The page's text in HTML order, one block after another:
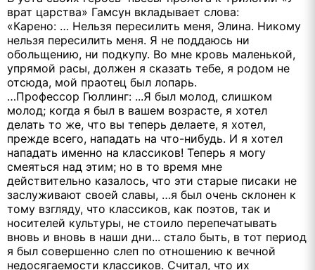
врат царства» Гамсун вкладывает слова:
«Карено: … Нельзя пересилить меня, Элина. Никому
нельзя пересилить меня. Я не поддаюсь ни
обольщению, ни подкупу. Во мне кровь маленькой,
упрямой расы, должен я сказать тебе, я родом не
отсюда, мой праотец был лопарь.
…Профессор Гюллинг: ...Я был молод, слишком
молод; когда я был в вашем возрасте, я хотел
делать то же, что вы теперь делаете, я хотел,
прежде всего, нападать на что-нибудь. И я хотел
нападать именно на классиков! Теперь я могу
смеяться над этим; но в то время мне
действительно казалось, что эти старые писаки не
заслуживают своей славы, …я был очень склонен к
тому взгляду, что классиков, как поэтов, так и
носителей культуры, не стоило перепечатывать
вновь и вновь в наши дни... стало быть, в тот период
я был совершенно слеп по отношению к вечной
недосягаемости классиков. Считал, что их